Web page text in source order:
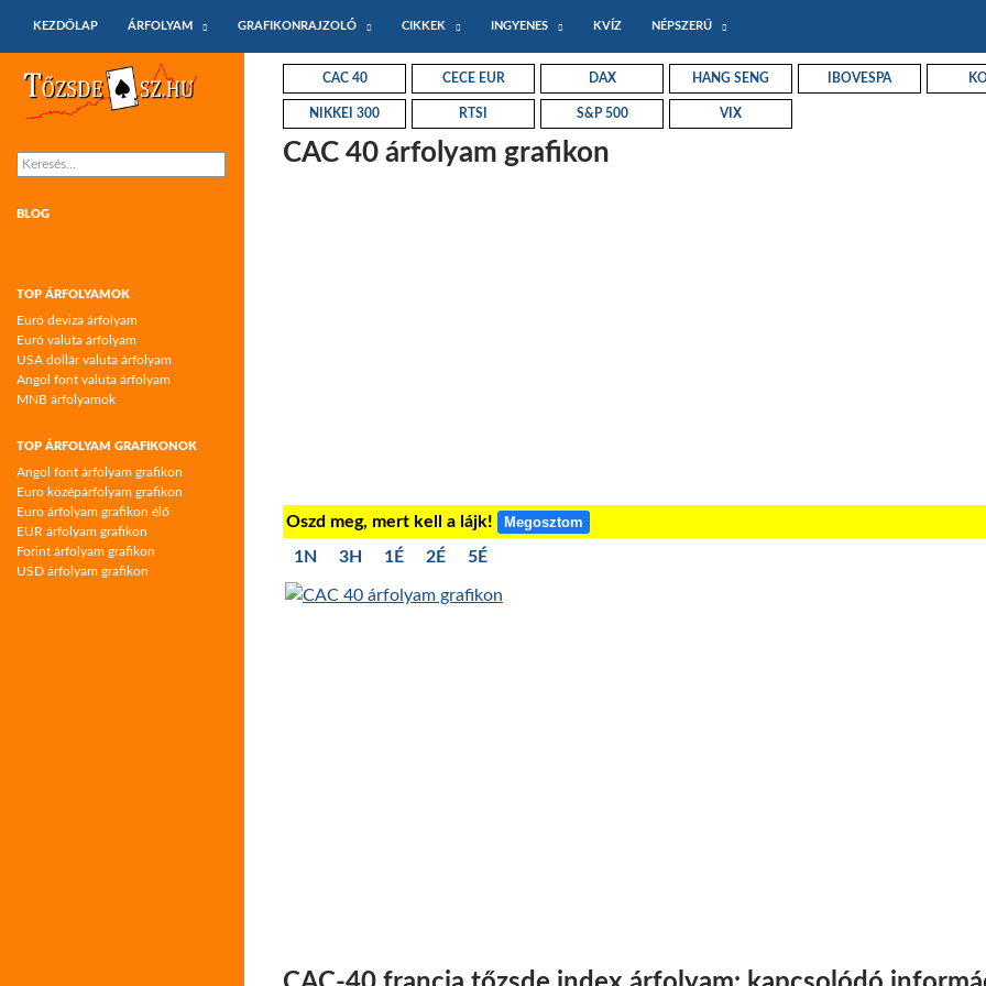
KEZDŐLAP
ÁRFOLYAM GRAFIKONRAJZOLÓ CIKKEK INGYENES KVÍZ NÉPSZERŰ
CAC 40 árfolyam grafikon
Oszd meg, mert kell a lájk! Megosztom
1N 3H 1É 2É 5É
CAC 40 CECE EUR DAX HANG SENG IBOVESPA
NIKKEI 300 RTSI S&P 500 VIX
Tőzsdeász.hu – árfolyamok és árfolyam
grafikonok
Keresés:
BLOG
TOP ÁRFOLYAMOK
Euró deviza árfolyam
Euró valuta árfolyam
USA dollár valuta árfolyam
Angol font valuta árfolyam
MNB árfolyamok
TOP ÁRFOLYAM GRAFIKONOK
Angol font árfolyam grafikon
Euro középárfolyam grafikon
Euro árfolyam grafikon élő
EUR árfolyam grafikon
Forint árfolyam grafikon
USD árfolyam grafikon